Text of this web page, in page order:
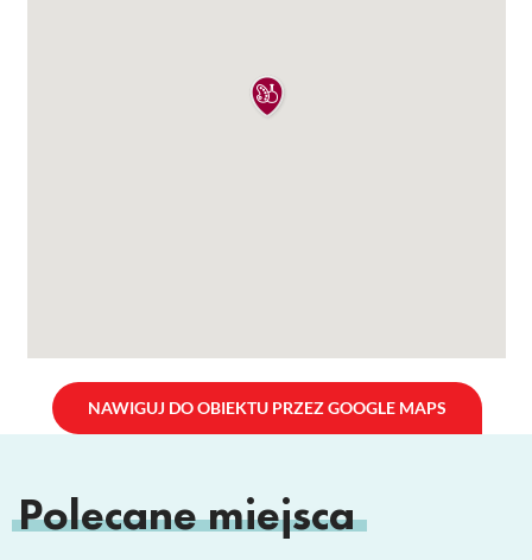
NAWIGUJ DO OBIEKTU PRZEZ GOOGLE MAPS
Polecane miejsca